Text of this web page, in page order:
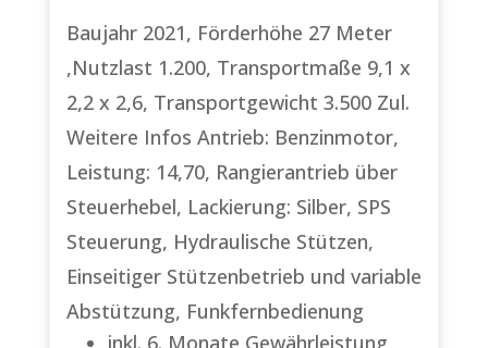
Baujahr 2021, Förderhöhe 27 Meter
,Nutzlast 1.200, Transportmaße 9,1 x
2,2 x 2,6, Transportgewicht 3.500 Zul.
Weitere Infos Antrieb: Benzinmotor,
Leistung: 14,70, Rangierantrieb über
Steuerhebel, Lackierung: Silber, SPS
Steuerung, Hydraulische Stützen,
Einseitiger Stützenbetrieb und variable
Abstützung, Funkfernbedienung
inkl. 6. Monate Gewährleistung